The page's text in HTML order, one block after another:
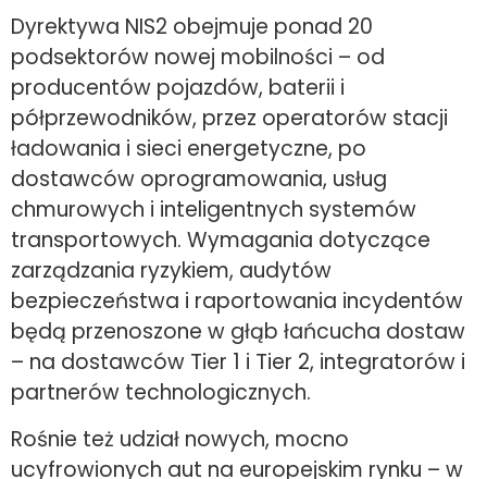
Dyrektywa NIS2 obejmuje ponad 20
podsektorów nowej mobilności – od
producentów pojazdów, baterii i
półprzewodników, przez operatorów stacji
ładowania i sieci energetyczne, po
dostawców oprogramowania, usług
chmurowych i inteligentnych systemów
transportowych. Wymagania dotyczące
zarządzania ryzykiem, audytów
bezpieczeństwa i raportowania incydentów
będą przenoszone w głąb łańcucha dostaw
– na dostawców Tier 1 i Tier 2, integratorów i
partnerów technologicznych.
Rośnie też udział nowych, mocno
ucyfrowionych aut na europejskim rynku – w